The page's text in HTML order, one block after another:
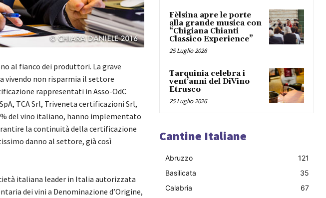
al fianco dei produttori. La grave
vivendo non risparmia il settore
rappresentati in Asso-OdC
TCA Srl, Triveneta certificazioni Srl,
del vino italiano, hanno implementato
la continuità della certificazione
danno al settore, già così
italiana leader in Italia autorizzata
dei vini a Denominazione d’Origine,
Fèlsina apre le porte
alla grande musica con
“Chigiana Chianti
Classico Experience”
25 Luglio 2026
Tarquinia celebra i
vent’anni del DiVino
Etrusco
25 Luglio 2026
Cantine Italiane
Abruzzo
121
Basilicata
35
Calabria
67